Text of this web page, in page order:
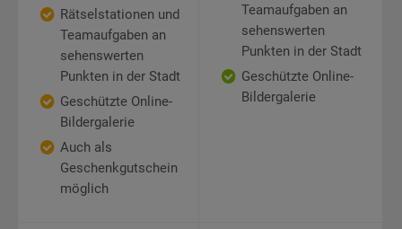
Rätselstationen und
Teamaufgaben an
sehenswerten
Punkten in der Stadt
Geschützte Online-
Bildergalerie
Auch als
Geschenkgutschein
möglich
Teamaufgaben an
sehenswerten
Punkten in der Stadt
Geschützte Online-
Bildergalerie